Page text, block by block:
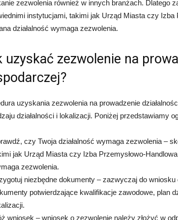
zezwolenia również w innych branżach. Dlatego
instytucjami, takimi jak Urząd Miasta czy Izba
działalność wymaga zezwolenia.
uzyskać zezwolenie na
uzyskania zezwolenia na prowadzenie
działalności i lokalizacji. Poniżej przedstawiamy
czy Twoja działalność wymaga zezwolenia –
jak Urząd Miasta czy Izba Przemysłowo-
zezwolenia.
niezbędne dokumenty – zazwyczaj do wniosku
potwierdzające kwalifikacje zawodowe, plan
wniosek – wniosek o zezwolenie należy złożyć w